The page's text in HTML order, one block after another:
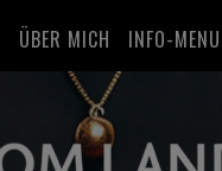
ÜBER MICH INFO-